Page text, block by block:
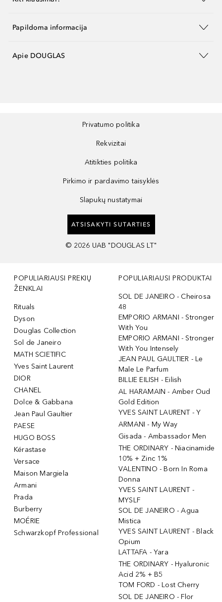
Papildoma informacija
Apie DOUGLAS
Privatumo politika
Rekvizitai
Atitikties politika
Pirkimo ir pardavimo taisyklės
Slapukų nustatymai
ATSISAKYTI SUTARTIES
© 2026 UAB "DOUGLAS LT"
POPULIARIAUSI PREKIŲ
ŽENKLAI
Rituals
Dyson
Douglas Collection
Sol de Janeiro
MATH SCIETIFIC
Yves Saint Laurent
DIOR
CHANEL
Dolce & Gabbana
Jean Paul Gaultier
PAESE
HUGO BOSS
Kérastase
Versace
Maison Margiela
Armani
Prada
Burberry
MOÉRIE
Schwarzkopf Professional
POPULIARIAUSI PRODUKTAI
SOL DE JANEIRO - Cheirosa
48
EMPORIO ARMANI - Stronger
With You
EMPORIO ARMANI - Stronger
With You Intensely
JEAN PAUL GAULTIER - Le
Male Le Parfum
BILLIE EILISH - Eilish
AL HARAMAIN - Amber Oud
Gold Edition
YVES SAINT LAURENT - Y
ARMANI - My Way
Gisada - Ambassador Men
THE ORDINARY - Niacinamide
10% + Zinc 1%
VALENTINO - Born In Roma
Donna
YVES SAINT LAURENT -
MYSLF
SOL DE JANEIRO - Agua
Mistica
YVES SAINT LAURENT - Black
Opium
LATTAFA - Yara
THE ORDINARY - Hyaluronic
Acid 2% + B5
TOM FORD - Lost Cherry
SOL DE JANEIRO - Flor